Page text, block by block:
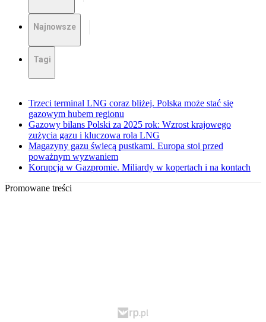
Najnowsze
Tagi
Trzeci terminal LNG coraz bliżej. Polska może stać się
gazowym hubem regionu
Gazowy bilans Polski za 2025 rok: Wzrost krajowego
zużycia gazu i kluczowa rola LNG
Magazyny gazu świecą pustkami. Europa stoi przed
poważnym wyzwaniem
Korupcja w Gazpromie. Miliardy w kopertach i na kontach
Promowane treści